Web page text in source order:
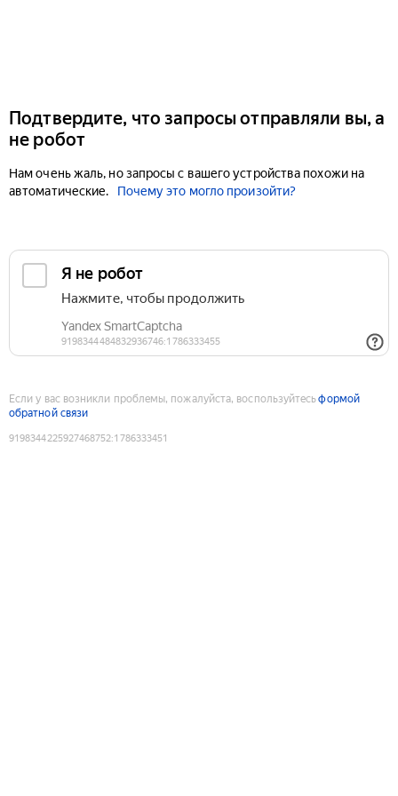
Подтвердите, что запросы отправляли вы, а
не робот
Нам очень жаль, но запросы с вашего устройства похожи на
автоматические.
Почему это могло произойти?
Если у вас возникли проблемы, пожалуйста, воспользуйтесьформой
обратной связи
9198344225927468752:1786333451